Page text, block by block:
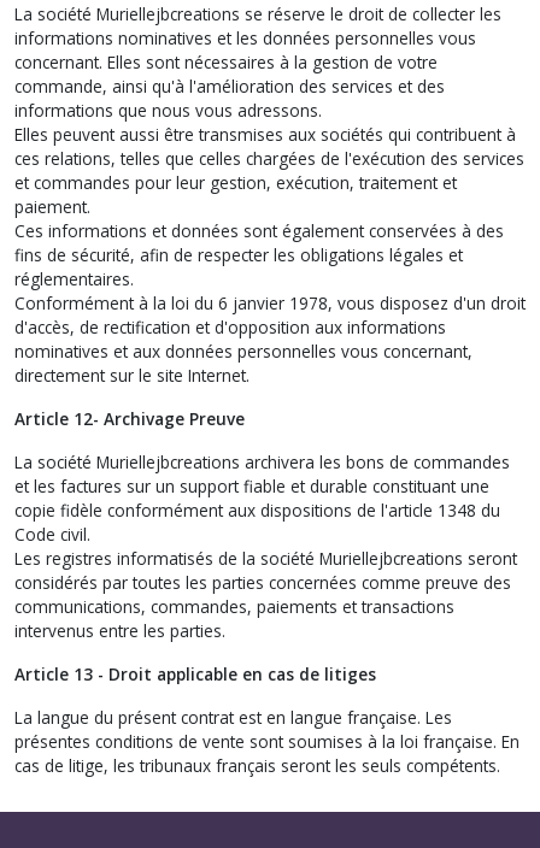
La société Muriellejbcreations se réserve le droit de collecter les
informations nominatives et les données personnelles vous
concernant. Elles sont nécessaires à la gestion de votre
commande, ainsi qu'à l'amélioration des services et des
informations que nous vous adressons.
Elles peuvent aussi être transmises aux sociétés qui contribuent à
ces relations, telles que celles chargées de l'exécution des services
et commandes pour leur gestion, exécution, traitement et
paiement.
Ces informations et données sont également conservées à des
fins de sécurité, afin de respecter les obligations légales et
réglementaires.
Conformément à la loi du 6 janvier 1978, vous disposez d'un droit
d'accès, de rectification et d'opposition aux informations
nominatives et aux données personnelles vous concernant,
directement sur le site Internet.
Article 12- Archivage Preuve
La société Muriellejbcreations archivera les bons de commandes
et les factures sur un support fiable et durable constituant une
copie fidèle conformément aux dispositions de l'article 1348 du
Code civil.
Les registres informatisés de la société Muriellejbcreations seront
considérés par toutes les parties concernées comme preuve des
communications, commandes, paiements et transactions
intervenus entre les parties.
Article 13 - Droit applicable en cas de litiges
La langue du présent contrat est en langue française. Les
présentes conditions de vente sont soumises à la loi française. En
cas de litige, les tribunaux français seront les seuls compétents.